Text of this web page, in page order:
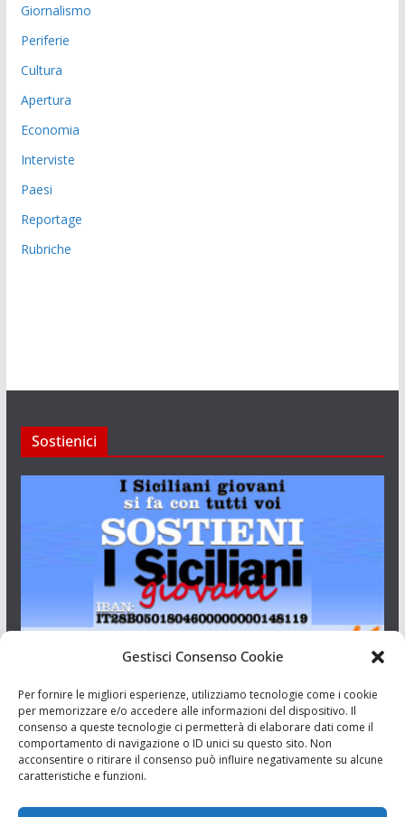
Gestisci Consenso Cookie
Per fornire le migliori esperienze, utilizziamo tecnologie come i cookie
per memorizzare e/o accedere alle informazioni del dispositivo. Il
consenso a queste tecnologie ci permetterà di elaborare dati come il
comportamento di navigazione o ID unici su questo sito. Non
acconsentire o ritirare il consenso può influire negativamente su alcune
caratteristiche e funzioni.
Giornalismo
Periferie
Cultura
Apertura
Economia
Interviste
Paesi
Reportage
Rubriche
Sostienici
Aut. del tribunale di Catania n.23/2011 del 20/09/2011 Dir.
Resp. Riccardo Orioles.